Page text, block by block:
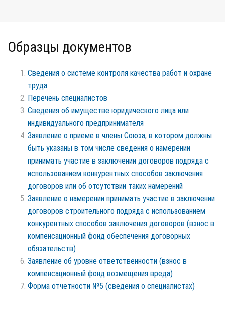
Образцы документов
Сведения о системе контроля качества работ и охране
труда
Перечень специалистов
Сведения об имуществе юридического лица или
индивидуального предпринимателя
Заявление о приеме в члены Союза, в котором должны
быть указаны в том числе сведения о намерении
принимать участие в заключении договоров подряда с
использованием конкурентных способов заключения
договоров или об отсутствии таких намерений
Заявление о намерении принимать участие в заключении
договоров строительного подряда с использованием
конкурентных способов заключения договоров (взнос в
компенсационный фонд обеспечения договорных
обязательств)
Заявление об уровне ответственности (взнос в
компенсационный фонд возмещения вреда)
Форма отчетности №5 (сведения о специалистах)